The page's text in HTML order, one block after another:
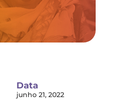
Data
junho 21, 2022